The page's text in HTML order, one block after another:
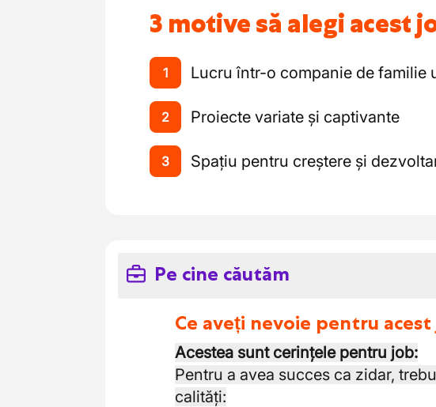
3 motive să alegi acest
1 Lucru într-o companie de familie
2 Proiecte variate și captivante
3 Spațiu pentru creștere și
Pe cine căutăm
Ce aveți nevoie pentru
Acestea sunt cerințele pentru job:
Pentru a avea succes ca zidar,
calități: